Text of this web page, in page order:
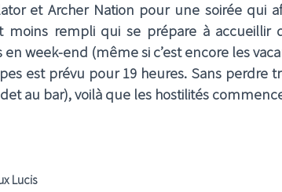
et Archer Nation pour une soirée qui
rempli qui se prépare à accueillir
week-end (même si c’est encore les
est prévu pour 19 heures. Sans perdre
au bar), voilà que les hostilités
Lucis